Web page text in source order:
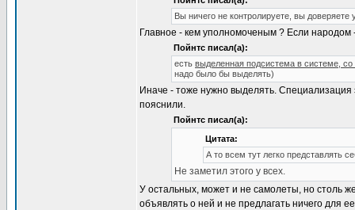
Вы ничего не контролируете, вы
Главное - кем уполномоченым ? Если народом
Пойнтс писал(а):
есть выделенная подсистема в системе, со
надо было бы выделять)
Иначе - тоже нужно выделять. Специализация
пояснили.
Пойнтс писал(а):
Цитата:
А то всем тут легко представлять
Не заметил этого у всех.
У остальных, может и не самолеты, но столь
объявлять о ней и не предлагать ничего для